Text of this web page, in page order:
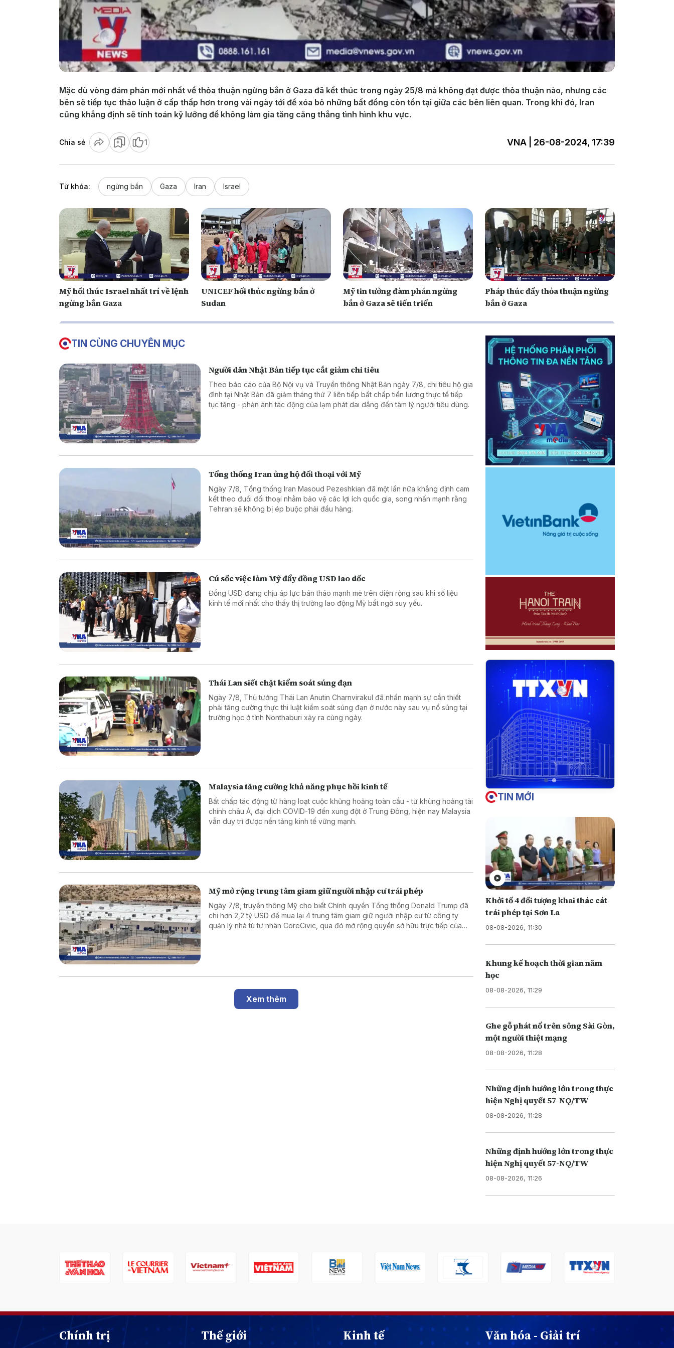
Mặc dù vòng đám phán mới nhất về thỏa thuận ngừng bắn ở Gaza đã kết thúc trong ngày 25/8 mà không đạt được thỏa thuận nào, nhưng các
bên sẽ tiếp tục thảo luận ở cấp thấp hơn trong vài ngày tới để xóa bỏ những bất đồng còn tồn tại giữa các bên liên quan. Trong khi đó, Iran
cũng khẳng định sẽ tính toán kỹ lưỡng để không làm gia tăng căng thẳng tình hình khu vực.
Chia sẻ 1 VNA | 26-08-2024, 17:39
Từ khóa: ngừng bắn Gaza Iran Israel
Mỹ hối thúc Israel nhất trí về lệnh
ngừng bắn Gaza
UNICEF hối thúc ngừng bắn ở
Sudan
Mỹ tin tưởng đàm phán ngừng
bắn ở Gaza sẽ tiến triển
Pháp thúc đẩy thỏa thuận ngừng
bắn ở Gaza
TIN CÙNG CHUYÊN MỤC
Người dân Nhật Bản tiếp tục cắt giảm chi tiêu
Theo báo cáo của Bộ Nội vụ và Truyền thông Nhật Bản ngày 7/8, chi tiêu hộ gia
đình tại Nhật Bản đã giảm tháng thứ 7 liên tiếp bất chấp tiền lương thực tế tiếp
tục tăng - phản ánh tác động của lạm phát dai dẳng đến tâm lý người tiêu dùng.
Tổng thống Iran ủng hộ đối thoại với Mỹ
Ngày 7/8, Tổng thống Iran Masoud Pezeshkian đã một lần nữa khẳng định cam
kết theo đuổi đối thoại nhằm bảo vệ các lợi ích quốc gia, song nhấn mạnh rằng
Tehran sẽ không bị ép buộc phải đầu hàng.
Cú sốc việc làm Mỹ đẩy đồng USD lao dốc
Đồng USD đang chịu áp lực bán tháo mạnh mẽ trên diện rộng sau khi số liệu
kinh tế mới nhất cho thấy thị trường lao động Mỹ bất ngờ suy yếu.
Thái Lan siết chặt kiểm soát súng đạn
Ngày 7/8, Thủ tướng Thái Lan Anutin Charnvirakul đã nhấn mạnh sự cần thiết
phải tăng cường thực thi luật kiểm soát súng đạn ở nước này sau vụ nổ súng tại
trường học ở tỉnh Nonthaburi xảy ra cùng ngày.
Malaysia tăng cường khả năng phục hồi kinh tế
Bất chấp tác động từ hàng loạt cuộc khủng hoảng toàn cầu - từ khủng hoảng tài
chính châu Á, đại dịch COVID-19 đến xung đột ở Trung Đông, hiện nay Malaysia
vẫn duy trì được nền tảng kinh tế vững mạnh.
Mỹ mở rộng trung tâm giam giữ người nhập cư trái phép
Ngày 7/8, truyền thông Mỹ cho biết Chính quyền Tổng thống Donald Trump đã
chi hơn 2,2 tỷ USD để mua lại 4 trung tâm giam giữ người nhập cư từ công ty
quản lý nhà tù tư nhân CoreCivic, qua đó mở rộng quyền sở hữu trực tiếp của
Xem thêm
TIN MỚI
Khởi tố 4 đối tượng khai thác cát
trái phép tại Sơn La
08-08-2026, 11:30
Khung kế hoạch thời gian năm
học
08-08-2026, 11:29
Ghe gỗ phát nổ trên sông Sài Gòn,
một người thiệt mạng
08-08-2026, 11:28
Những định hướng lớn trong thực
hiện Nghị quyết 57-NQ/TW
08-08-2026, 11:28
Những định hướng lớn trong thực
hiện Nghị quyết 57-NQ/TW
08-08-2026, 11:26
Chính trị Thế giới Kinh tế Văn hóa - Giải trí